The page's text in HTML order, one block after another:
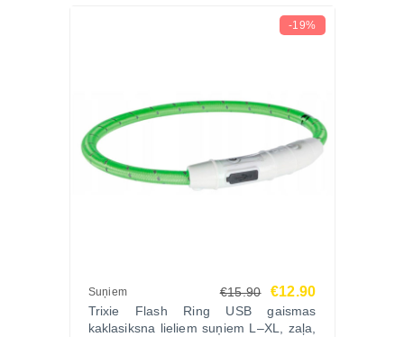
-19%
Suņiem €15.90 €12.90
Trixie Flash Ring USB gaismas
kaklasiksna lieliem suņiem L–XL, zaļa,